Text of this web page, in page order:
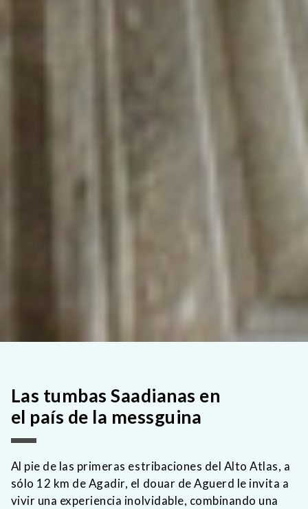
Las tumbas Saadianas en
el país de la messguina
Al pie de las primeras estribaciones del Alto Atlas, a
sólo 12 km de Agadir, el douar de Aguerd le invita a
vivir una experiencia inolvidable, combinando una